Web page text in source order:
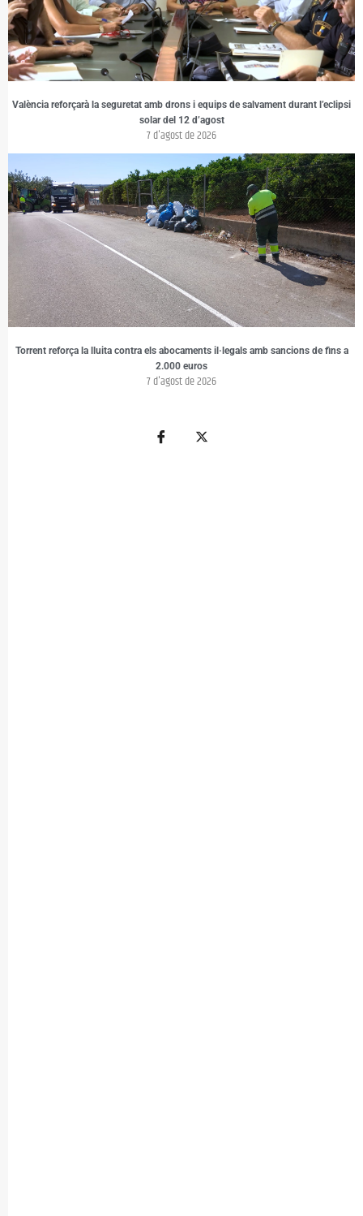
València reforçarà la seguretat amb drons i equips de salvament durant l’eclipsi
solar del 12 d’agost
7 d'agost de 2026
Torrent reforça la lluita contra els abocaments il·legals amb sancions de fins a
2.000 euros
7 d'agost de 2026